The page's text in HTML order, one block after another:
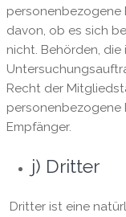
personenbezogene
davon, ob es sich
nicht. Behörden, die
Recht der
personenbezogene
Empfänger.
j) Dritter
Dritter ist eine